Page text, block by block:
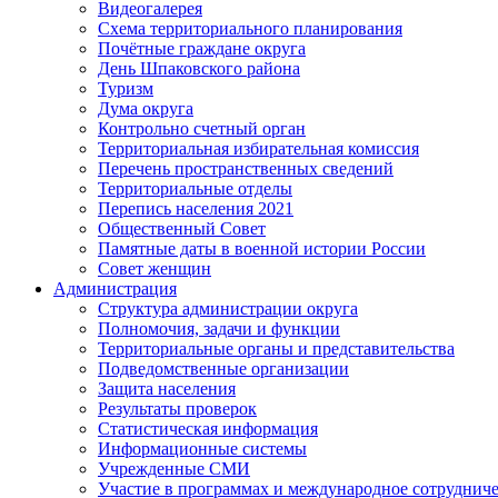
Видеогалерея
Схема территориального планирования
Почётные граждане округа
День Шпаковского района
Туризм
Дума округа
Контрольно счетный орган
Территориальная избирательная комиссия
Перечень пространственных сведений
Территориальные отделы
Перепись населения 2021
Общественный Совет
Памятные даты в военной истории России
Совет женщин
Администрация
Структура администрации округа
Полномочия, задачи и функции
Территориальные органы и представительства
Подведомственные организации
Защита населения
Результаты проверок
Статистическая информация
Информационные системы
Учрежденные СМИ
Участие в программах и международное